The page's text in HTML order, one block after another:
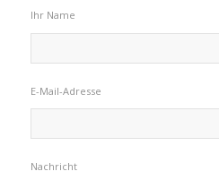
Ihr Name
E-Mail-Adresse
Nachricht